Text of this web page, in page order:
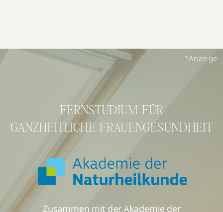
FERNSTUDIUM FÜR
GANZHEITLICHE FRAUENGESUNDHEIT
Zusammen mit der Akademie der
*Anzeige